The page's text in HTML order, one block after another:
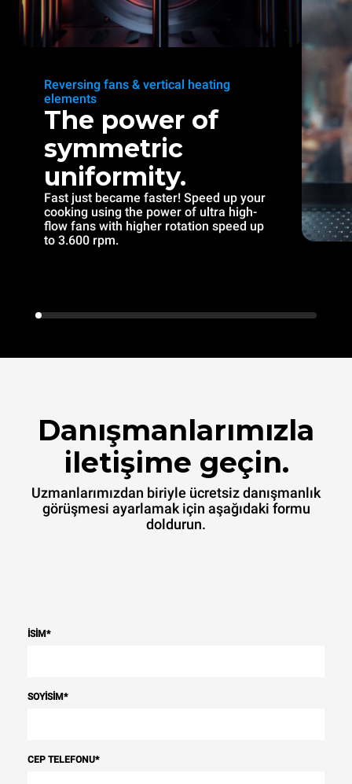
Reversing fans & vertical heating
elements
The power of
symmetric
uniformity.
Fast just became faster! Speed up your
cooking using the power of ultra high-
flow fans with higher rotation speed up
to 3.600 rpm.
Danışmanlarımızla
iletişime geçin.
Uzmanlarımızdan biriyle ücretsiz danışmanlık
görüşmesi ayarlamak için aşağıdaki formu
doldurun.
İSIM*
SOYISIM*
CEP TELEFONU*